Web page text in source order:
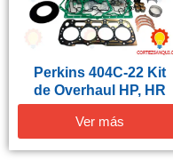
Perkins 404C-22 Kit
de Overhaul HP, HR
Ver más